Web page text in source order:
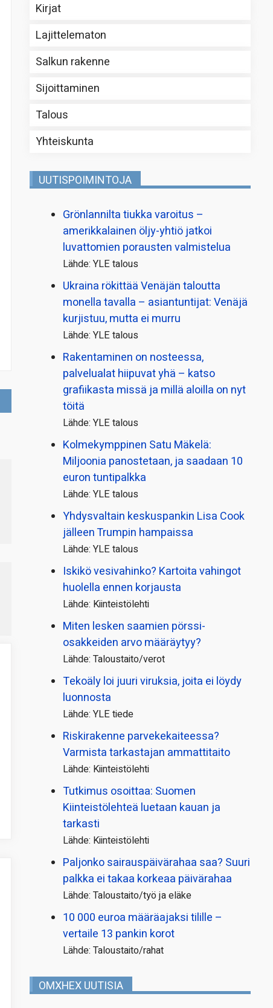
Kirjat
Lajittelematon
Salkun rakenne
Sijoittaminen
Talous
Yhteiskunta
UUTISPOIMINTOJA
Grönlannilta tiukka varoitus –
amerikkalainen öljy-yhtiö jatkoi
luvattomien porausten valmistelua
Lähde: YLE talous
Ukraina rökittää Venäjän taloutta
monella tavalla – asiantuntijat: Venäjä
kurjistuu, mutta ei murru
Lähde: YLE talous
Rakentaminen on nosteessa,
palvelualat hiipuvat yhä – katso
grafiikasta missä ja millä aloilla on nyt
töitä
Lähde: YLE talous
Kolmekymppinen Satu Mäkelä:
Miljoonia panostetaan, ja saadaan 10
euron tuntipalkka
Lähde: YLE talous
Yhdysvaltain keskuspankin Lisa Cook
jälleen Trumpin hampaissa
Lähde: YLE talous
Iskikö vesivahinko? Kartoita vahingot
huolella ennen korjausta
Lähde: Kiinteistölehti
Miten lesken saamien pörssi­
osakkeiden arvo määräytyy?
Lähde: Taloustaito/verot
Tekoäly loi juuri viruksia, joita ei löydy
luonnosta
Lähde: YLE tiede
Riskirakenne parvekekaiteessa?
Varmista tarkastajan ammattitaito
Lähde: Kiinteistölehti
Tutkimus osoittaa: Suomen
Kiinteistölehteä luetaan kauan ja
tarkasti
Lähde: Kiinteistölehti
Paljonko sairauspäivä­rahaa saa? Suuri
palkka ei takaa korkeaa päivärahaa
Lähde: Taloustaito/työ ja eläke
10 000 euroa määräajaksi tilille –
vertaile 13 pankin korot
Lähde: Taloustaito/rahat
OMXHEX UUTISIA